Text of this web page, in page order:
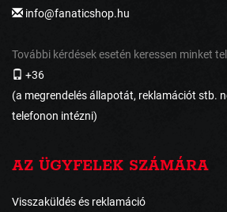
info@fanaticshop.hu
További kérdések esetén keressen minket
+36
(a megrendelés állapotát, reklamációt stb.
telefonon intézni)
AZ ÜGYFELEK SZÁMÁRA
Visszaküldés és reklamáció